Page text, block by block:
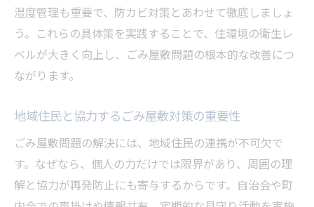
湿度管理も重要で、防カビ対策とあわせて徹底しましょ
う。これらの具体策を実践することで、住環境の衛生レ
ベルが大きく向上し、ごみ屋敷問題の根本的な改善につ
ながります。
地域住民と協力するごみ屋敷対策の重要性
ごみ屋敷問題の解決には、地域住民の連携が不可欠で
す。なぜなら、個人の力だけでは限界があり、周囲の理
解と協力が再発防止にも寄与するからです。自治会や町